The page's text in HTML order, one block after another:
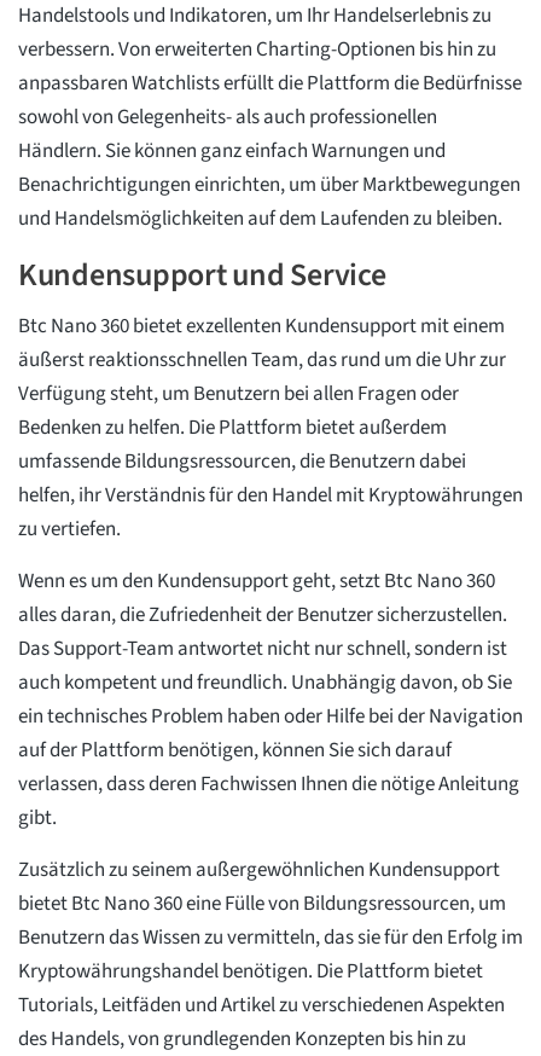
Handelstools und Indikatoren, um Ihr Handelserlebnis zu
verbessern. Von erweiterten Charting-Optionen bis hin zu
anpassbaren Watchlists erfüllt die Plattform die Bedürfnisse
sowohl von Gelegenheits- als auch professionellen
Händlern. Sie können ganz einfach Warnungen und
Benachrichtigungen einrichten, um über Marktbewegungen
und Handelsmöglichkeiten auf dem Laufenden zu bleiben.
Kundensupport und Service
Btc Nano 360 bietet exzellenten Kundensupport mit einem
äußerst reaktionsschnellen Team, das rund um die Uhr zur
Verfügung steht, um Benutzern bei allen Fragen oder
Bedenken zu helfen. Die Plattform bietet außerdem
umfassende Bildungsressourcen, die Benutzern dabei
helfen, ihr Verständnis für den Handel mit Kryptowährungen
zu vertiefen.
Wenn es um den Kundensupport geht, setzt Btc Nano 360
alles daran, die Zufriedenheit der Benutzer sicherzustellen.
Das Support-Team antwortet nicht nur schnell, sondern ist
auch kompetent und freundlich. Unabhängig davon, ob Sie
ein technisches Problem haben oder Hilfe bei der Navigation
auf der Plattform benötigen, können Sie sich darauf
verlassen, dass deren Fachwissen Ihnen die nötige Anleitung
gibt.
Zusätzlich zu seinem außergewöhnlichen Kundensupport
bietet Btc Nano 360 eine Fülle von Bildungsressourcen, um
Benutzern das Wissen zu vermitteln, das sie für den Erfolg im
Kryptowährungshandel benötigen. Die Plattform bietet
Tutorials, Leitfäden und Artikel zu verschiedenen Aspekten
des Handels, von grundlegenden Konzepten bis hin zu